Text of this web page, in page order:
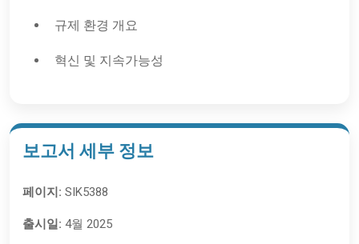
규제 환경 개요
혁신 및 지속가능성
보고서 세부 정보
페이지: SIK5388
출시일: 4월 2025